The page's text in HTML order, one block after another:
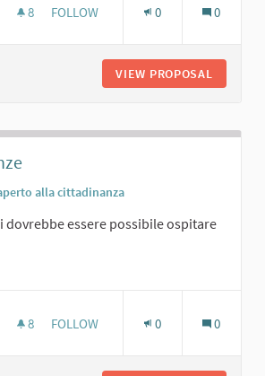
8 8 FOLLOWERS
FOLLOW 0 0
VIEW PROPOSAL
alla cittadinanza
dovrebbe essere possibile ospitare
8 8 FOLLOWERS
FOLLOW 0 0